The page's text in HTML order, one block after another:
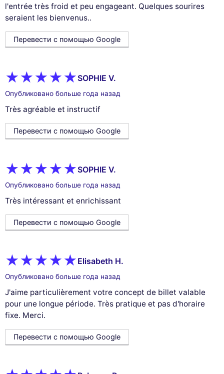
l'entrée très froid et peu engageant. Quelques sourires
seraient les bienvenus..
Перевести с помощью Google
SOPHIE V.
Опубликовано больше года назад
Très agréable et instructif
Перевести с помощью Google
SOPHIE V.
Опубликовано больше года назад
Très intéressant et enrichissant
Перевести с помощью Google
Elisabeth H.
Опубликовано больше года назад
J'aime particulièrement votre concept de billet valable
pour une longue période. Très pratique et pas d'horaire
fixe. Merci.
Перевести с помощью Google